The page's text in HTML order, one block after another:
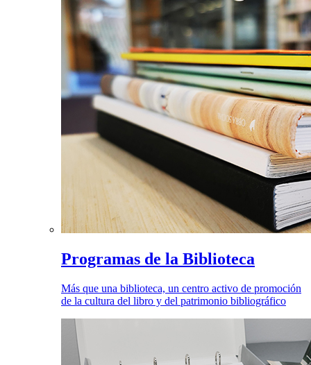
Programas de la Biblioteca
Más que una biblioteca, un centro activo de promoción
de la cultura del libro y del patrimonio bibliográfico